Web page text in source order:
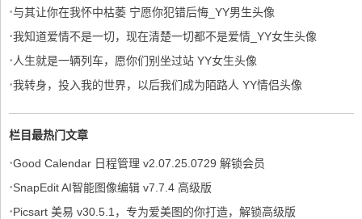
·与其让你在我怀中枯萎 宁愿你犯错后悔_YY男生头像
·我知道爱情不是一切，现在清楚一切都不是爱情_YY女生头像
·人生就是一辆列车，愿你们别坐过站 YY女生头像
·我转身，投入我的世界，以后我们成为陌路人 YY情侣头像
栏目最热门文章
·Good Calendar 日程管理 v2.07.25.0729 解锁会员
·SnapEdit AI智能图像编辑 v7.7.4 高级版
·Picsart 美易 v30.5.1，专为爱美图的你打造，解锁高级版